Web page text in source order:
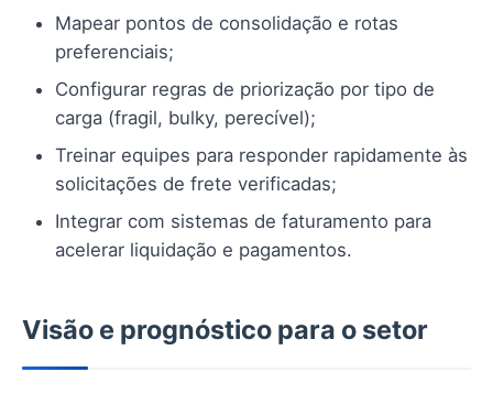
Mapear pontos de consolidação e rotas
preferenciais;
Configurar regras de priorização por tipo de
carga (fragil, bulky, perecível);
Treinar equipes para responder rapidamente às
solicitações de frete verificadas;
Integrar com sistemas de faturamento para
acelerar liquidação e pagamentos.
Visão e prognóstico para o setor